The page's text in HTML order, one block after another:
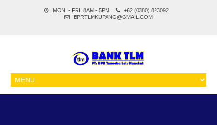
MON. - FRI. 8AM - 5PM
+62 (0380) 823092
BPRTLMKUPANG@GMAIL.COM